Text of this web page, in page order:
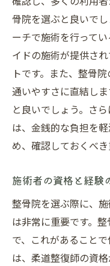
骨院を選ぶと良いで
ーチで施術を行って
イドの施術が提供さ
トです。また、整骨
通いやすさに直結し
と良いでしょう。さ
は、金銭的な負担を
め、確認しておくべき
施術者の資格と経験
整骨院を選ぶ際に、
は非常に重要です。
で、これがあること
は、柔道整復師の資